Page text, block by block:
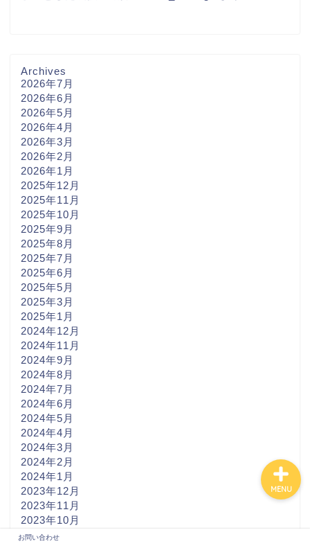
Archives
2026年7月
2026年6月
2026年5月
2026年4月
2026年3月
2026年2月
2026年1月
2025年12月
2025年11月
2025年10月
2025年9月
2025年8月
2025年7月
2025年6月
2025年5月
2025年3月
2025年1月
2024年12月
2024年11月
2024年9月
2024年8月
2024年7月
2024年6月
2024年5月
2024年4月
2024年3月
2024年2月
2024年1月
2023年12月
2023年11月
2023年10月
2023年9月
お問い合わせ
MENU